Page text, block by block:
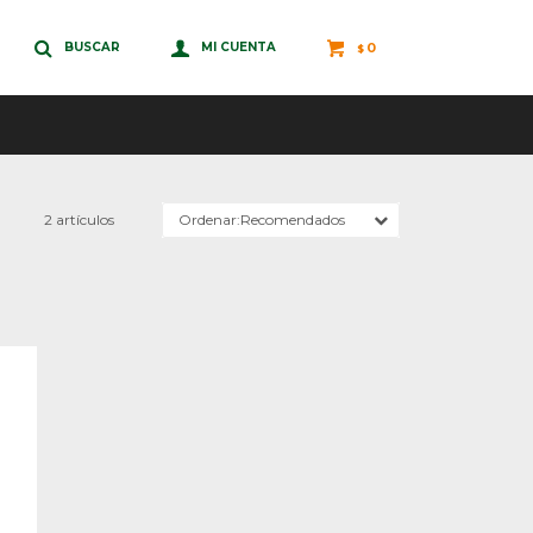
$ 0
2 artículos Recomendados